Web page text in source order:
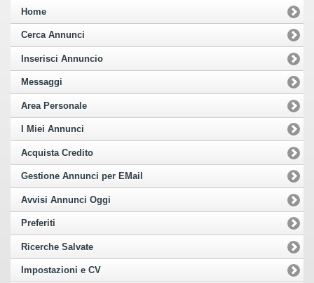
Home
Cerca Annunci
Inserisci Annuncio
Messaggi
Area Personale
I Miei Annunci
Acquista Credito
Gestione Annunci per EMail
Avvisi Annunci Oggi
Preferiti
Ricerche Salvate
Impostazioni e CV